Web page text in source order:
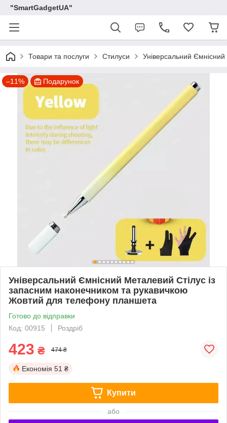
"SmartGadgetUA"
Товари та послуги Стилуси Універсальний
–11% Подарунок
Універсальний Ємнісний Металевий Стілус із
запасним наконечником та рукавичкою
Жовтий для телефону планшета
Готово до відправки
Код: 00915
Роздріб
423 ₴ 474 ₴
Економія 51 ₴
Купити
або